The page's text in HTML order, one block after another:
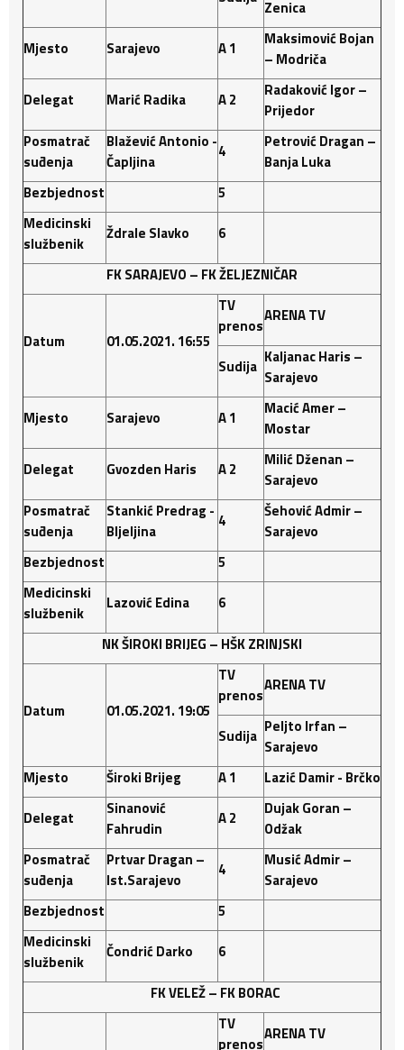
Zenica
Mjesto
Sarajevo A 1
Maksimović Bojan
– Modriča
Delegat
MarićRadika A 2
Radaković Igor –
Prijedor
Posmatrač
suđenja
Blažević Antonio -
Čapljina
4
Petrović Dragan –
Banja Luka
Bezbjednost
5
Medicinski
službenik
Ždrale Slavko
6
FK SARAJEVO – FK ŽELJEZNIČAR
Datum 01.05.2021. 16:55
TV
prenos
ARENA TV
Sudija Kaljanac Haris –
Sarajevo
Mjesto
Sarajevo A 1
Macić Amer –
Mostar
Delegat
Gvozden Haris A 2
Milić Dženan –
Sarajevo
Posmatrač
suđenja
Stankić Predrag -
BIjeljina
4
Šehović Admir –
Sarajevo
Bezbjednost
5
Medicinski
službenik
LazovićEdina
6
NK ŠIROKI BRIJEG – HŠK ZRINJSKI
Datum 01.05.2021. 19:05
TV
prenos
ARENA TV
Sudija Peljto Irfan –
Sarajevo
Mjesto
Široki Brijeg A 1
Lazić Damir - Brčko
Delegat
Sinanović
Fahrudin
A 2
Dujak Goran –
Odžak
Posmatrač
suđenja
Prtvar Dragan –
Ist.Sarajevo
4
Musić Admir –
Sarajevo
Bezbjednost
5
Medicinski
službenik
ČondrićDarko
6
FK VELEŽ – FK BORAC
TV
prenos
ARENA TV